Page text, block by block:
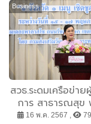
– Liver
Programme โป
ตรวจคัดกรองมะ
Business
สวธ.ระดมเครือข่าย
การ สาธารณสุ
ชุมชน
16 พ.ค. 2567 ,